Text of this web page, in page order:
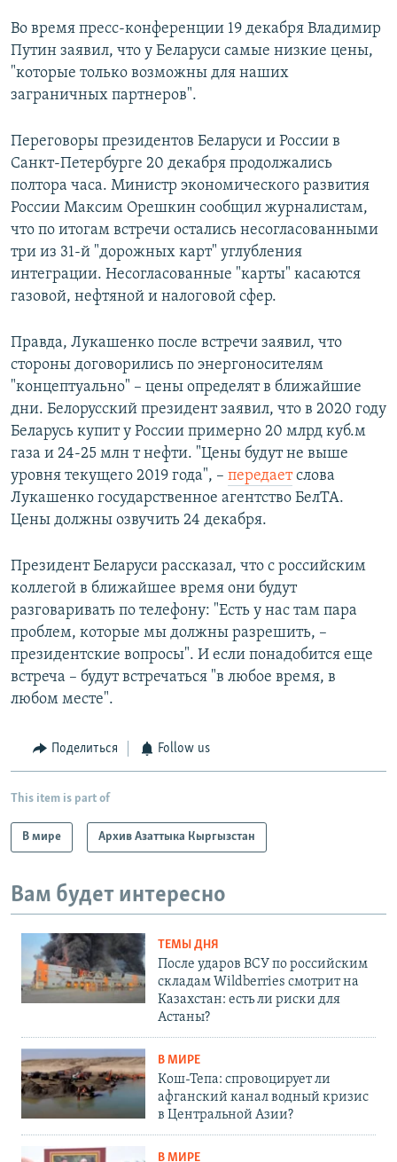
Во время пресс-конференции 19 декабря Владимир
Путин заявил, что у Беларуси самые низкие цены,
"которые только возможны для наших
заграничных партнеров".
Переговоры президентов Беларуси и России в
Санкт-Петербурге 20 декабря продолжались
полтора часа. Министр экономического развития
России Максим Орешкин сообщил журналистам,
что по итогам встречи остались несогласованными
три из 31-й "дорожных карт" углубления
интеграции. Несогласованные "карты" касаются
газовой, нефтяной и налоговой сфер.
Правда, Лукашенко после встречи заявил, что
стороны договорились по энергоносителям
"концептуально" – цены определят в ближайшие
дни. Белорусский президент заявил, что в 2020 году
Беларусь купит у России примерно 20 млрд куб.м
газа и 24-25 млн т нефти. "Цены будут не выше
уровня текущего 2019 года", – передаетслова
Лукашенко государственное агентство БелТА.
Цены должны озвучить 24 декабря.
Президент Беларуси рассказал, что с российским
коллегой в ближайшее время они будут
разговаривать по телефону: "Есть у нас там пара
проблем, которые мы должны разрешить, –
президентские вопросы". И если понадобится еще
встреча – будут встречаться "в любое время, в
любом месте".
Поделиться Follow us
This item is part of
В мире Архив Азаттыка Кыргызстан
Вам будет интересно
ТЕМЫ ДНЯ
После ударов ВСУ по российским
складам Wildberries смотрит на
Казахстан: есть ли риски для
Астаны?
В МИРЕ
Кош-Тепа: спровоцирует ли
афганский канал водный кризис
в Центральной Азии?
В МИРЕ